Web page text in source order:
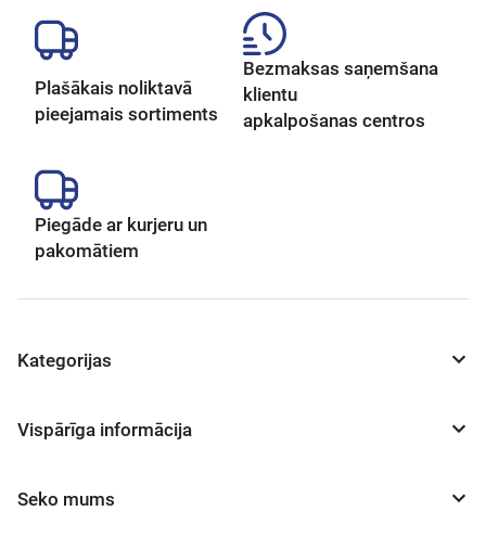
Plašākais noliktavā
pieejamais sortiments
Bezmaksas saņemšana
klientu
apkalpošanas centros
Piegāde ar kurjeru un
pakomātiem
Kategorijas
Vispārīga informācija
Seko mums